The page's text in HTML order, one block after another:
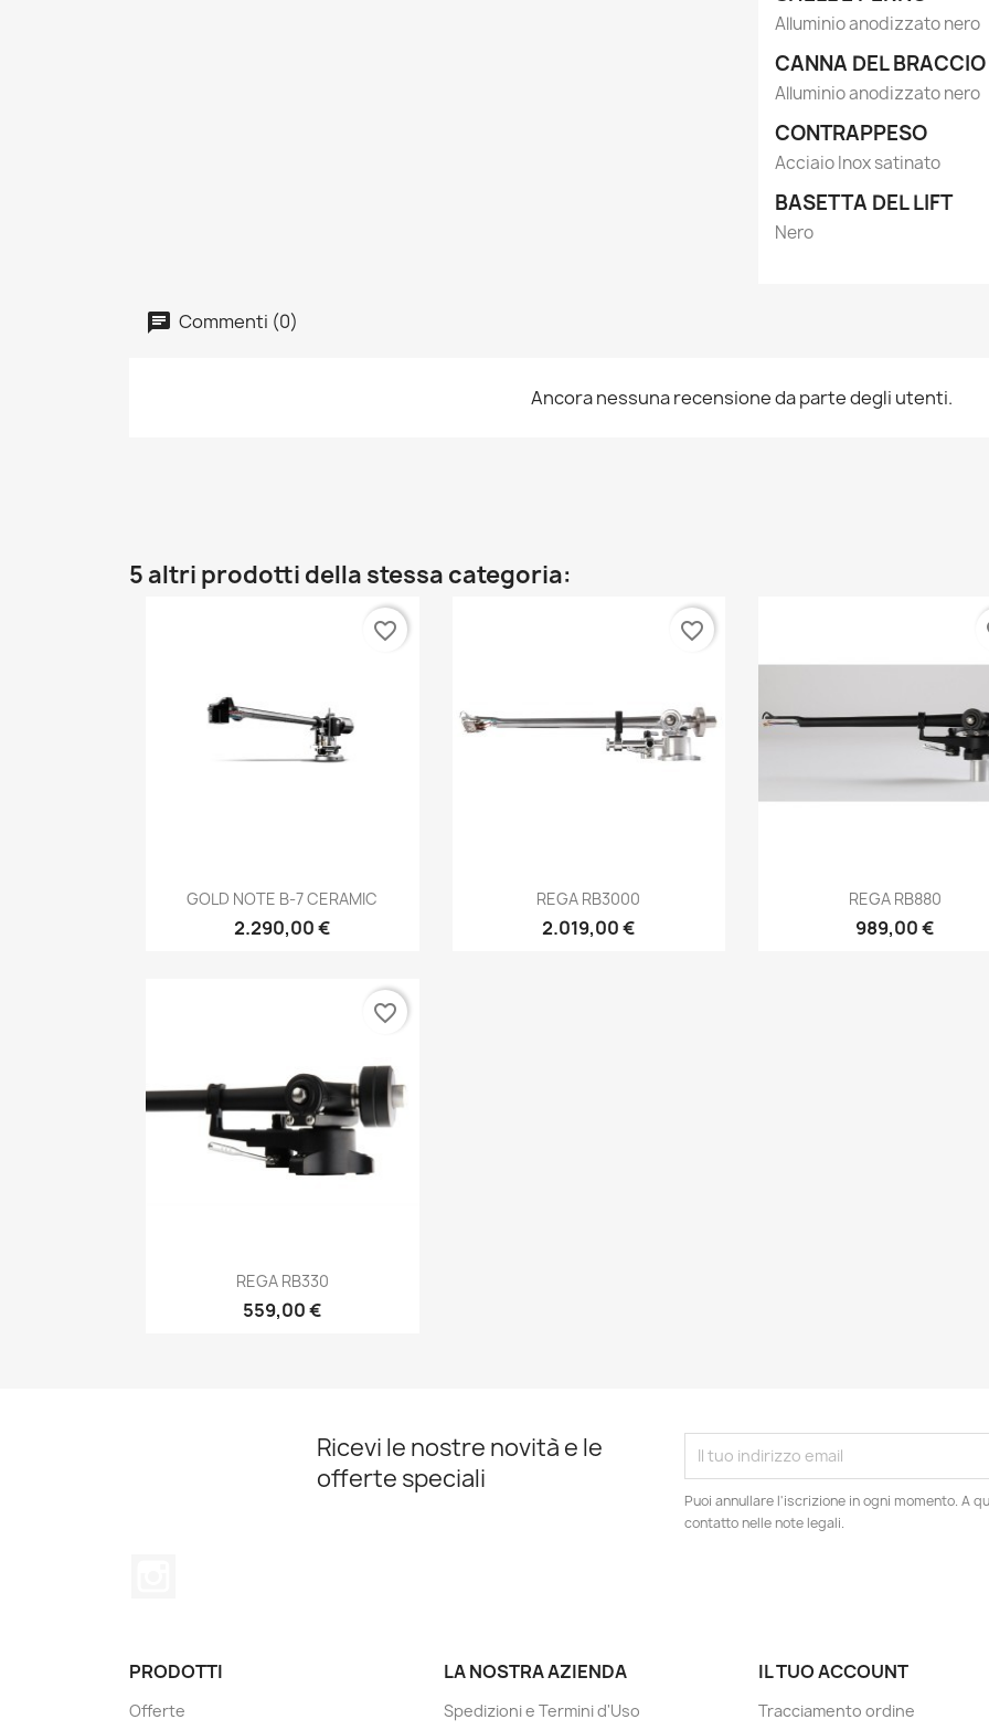
Alluminio anodizzato nero
CANNA DEL BRACCIO
Alluminio anodizzato nero
CONTRAPPESO
Acciaio Inox satinato
BASETTA DEL LIFT
Nero
Commenti (0)
Ancora nessuna recensione da parte degli utenti.
5 altri prodotti della stessa categoria:
Anteprima
GOLD NOTE B-7 CERAMIC
2.290,00 €
favorite_border
Anteprima
REGA RB3000
2.019,00 €
favorite_border
Anteprima
REGA RB880
989,00 €
Anteprima
REGA RB330
559,00 €
favorite_border
Ricevi le nostre novità e le
offerte speciali
Puoi annullare l'iscrizione in ogni momento. A
contatto nelle note legali.
PRODOTTI
Offerte
LA NOSTRA AZIENDA
Spedizioni e Termini d'Uso
IL TUO ACCOUNT
Tracciamento ordine